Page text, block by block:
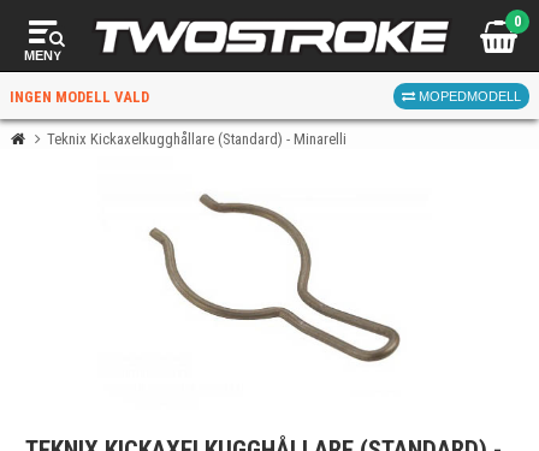
MENY
0
INGEN MODELL VALD MOPEDMODELL
VÄLJ MOPEDFÖR RÄTT DELAR
Teknix Kickaxelkugghållare (Standard) - Minarelli